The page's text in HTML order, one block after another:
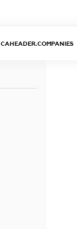
CAHEADER.COMPANIES